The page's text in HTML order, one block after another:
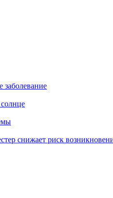
заболевание
снижает риск